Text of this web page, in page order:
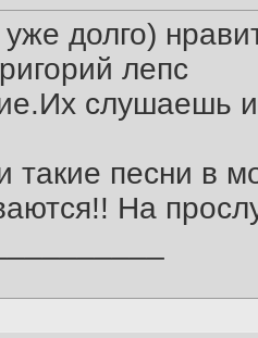
долго)
лепс
слушаешь
такие песни в
На